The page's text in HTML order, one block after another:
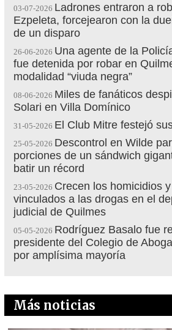
03-07-2026 Ladrones entraron a
Ezpeleta, forcejearon con la
de un disparo
26-06-2026 Una agente de la
fue detenida por robar en
modalidad “viuda negra”
08-06-2026 Miles de fanáticos
Solari en Villa Domínico
31-05-2026 El Club Mitre festejó
25-05-2026 Descontrol en Wilde
porciones de un sándwich
batir un récord
23-05-2026 Crecen los homicidios
vinculados a las drogas en el
judicial de Quilmes
05-05-2026 Rodríguez Basalo fue
presidente del Colegio de
por amplísima mayoría
Más noticias